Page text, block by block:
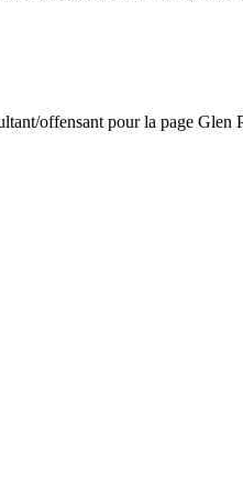
offensant pour la page Glen